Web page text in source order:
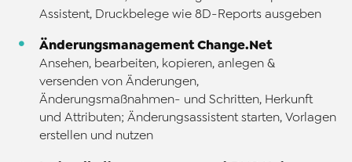
Assistent, Druckbelege wie 8D-Reports ausgeben
Änderungsmanagement Change.Net
Ansehen, bearbeiten, kopieren, anlegen &
versenden von Änderungen,
Änderungsmaßnahmen- und Schritten, Herkunft
und Attributen; Änderungsassistent starten, Vorlagen
erstellen und nutzen